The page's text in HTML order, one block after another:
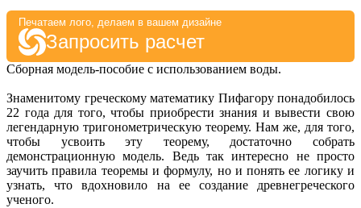
Печатаем лого, делаем в вашем дизайне
Запросить расчет
Сборная модель-пособие с использованием воды.
Знаменитому греческому математику Пифагору понадобилось
22 года для того, чтобы приобрести знания и вывести свою
легендарную тригонометрическую теорему. Нам же, для того,
чтобы усвоить эту теорему, достаточно собрать
демонстрационную модель. Ведь так интересно не просто
заучить правила теоремы и формулу, но и понять ее логику и
узнать, что вдохновило на ее создание древнегреческого
ученого.